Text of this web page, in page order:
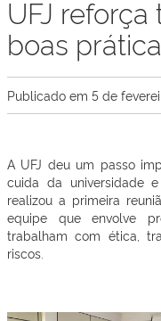
UFJ
boas
Publicado em 5 de
A UFJ deu um passo
cuida da universidade
realizou a primeira
equipe que envolve
trabalham com ética,
riscos.